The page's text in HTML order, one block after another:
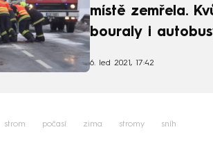
místě zemřela.
bouraly i
6. led 2021, 17:42
strom počasí zima stromy sníh